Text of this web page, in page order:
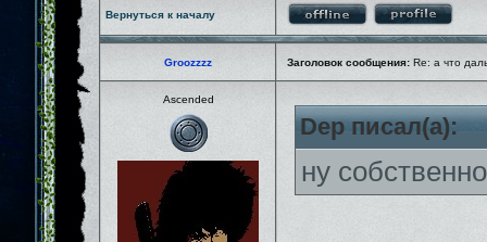
Вернуться к началу
Groozzzz Заголовок сообщения: Re: а что
Ascended
Dep писал(а):
ну